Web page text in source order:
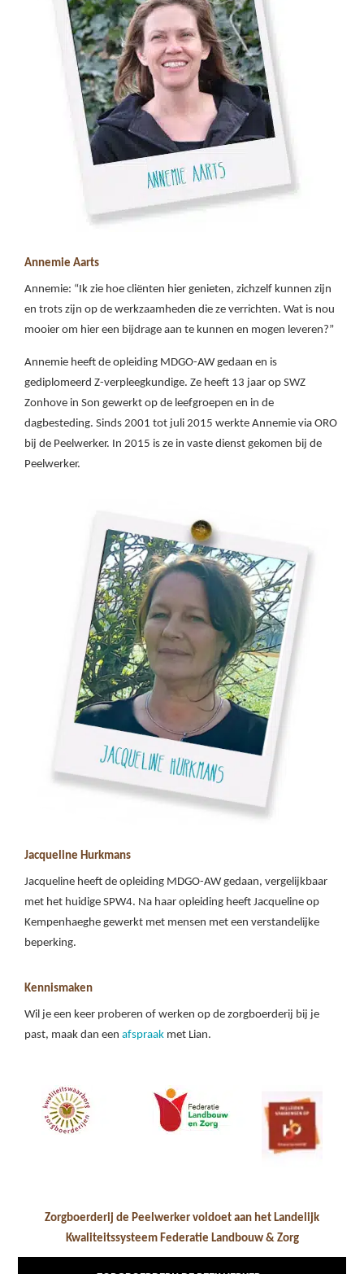
Annemie Aarts
Annemie: “Ik zie hoe cliënten hier genieten, zichzelf kunnen zijn
en trots zijn op de werkzaamheden die ze verrichten. Wat is nou
mooier om hier een bijdrage aan te kunnen en mogen leveren?”
Annemie heeft de opleiding MDGO-AW gedaan en is
gediplomeerd Z-verpleegkundige. Ze heeft 13 jaar op SWZ
Zonhove in Son gewerkt op de leefgroepen en in de
dagbesteding. Sinds 2001 tot juli 2015 werkte Annemie via ORO
bij de Peelwerker. In 2015 is ze in vaste dienst gekomen bij de
Peelwerker.
Jacqueline Hurkmans
Jacqueline heeft de opleiding MDGO-AW gedaan, vergelijkbaar
met het huidige SPW4. Na haar opleiding heeft Jacqueline op
Kempenhaeghe gewerkt met mensen met een verstandelijke
beperking.
Kennismaken
Wil je een keer proberen of werken op de zorgboerderij bij je
past, maak dan een afspraak met Lian.
Zorgboerderij de Peelwerker voldoet aan het Landelijk
Kwaliteitssysteem Federatie Landbouw & Zorg